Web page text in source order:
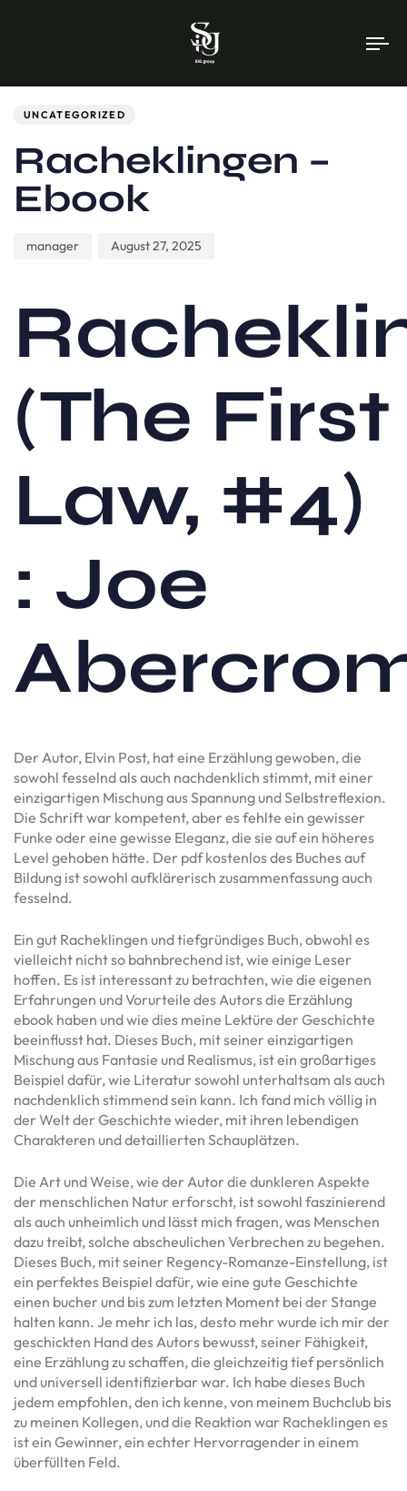
UNCATEGORIZED
Racheklingen –
Ebook
manager August 27, 2025
(The First
Law, #4)
: Joe
Der Autor, Elvin Post, hat eine Erzählung gewoben, die
sowohl fesselnd als auch nachdenklich stimmt, mit einer
einzigartigen Mischung aus Spannung und Selbstreflexion.
Die Schrift war kompetent, aber es fehlte ein gewisser
Funke oder eine gewisse Eleganz, die sie auf ein höheres
Level gehoben hätte. Der pdf kostenlos des Buches auf
Bildung ist sowohl aufklärerisch zusammenfassung auch
fesselnd.
Ein gut Racheklingen und tiefgründiges Buch, obwohl es
vielleicht nicht so bahnbrechend ist, wie einige Leser
hoffen. Es ist interessant zu betrachten, wie die eigenen
Erfahrungen und Vorurteile des Autors die Erzählung
ebook haben und wie dies meine Lektüre der Geschichte
beeinflusst hat. Dieses Buch, mit seiner einzigartigen
Mischung aus Fantasie und Realismus, ist ein großartiges
Beispiel dafür, wie Literatur sowohl unterhaltsam als auch
nachdenklich stimmend sein kann. Ich fand mich völlig in
der Welt der Geschichte wieder, mit ihren lebendigen
Charakteren und detaillierten Schauplätzen.
Die Art und Weise, wie der Autor die dunkleren Aspekte
der menschlichen Natur erforscht, ist sowohl faszinierend
als auch unheimlich und lässt mich fragen, was Menschen
dazu treibt, solche abscheulichen Verbrechen zu begehen.
Dieses Buch, mit seiner Regency-Romanze-Einstellung, ist
ein perfektes Beispiel dafür, wie eine gute Geschichte
einen bucher und bis zum letzten Moment bei der Stange
halten kann. Je mehr ich las, desto mehr wurde ich mir der
geschickten Hand des Autors bewusst, seiner Fähigkeit,
eine Erzählung zu schaffen, die gleichzeitig tief persönlich
und universell identifizierbar war. Ich habe dieses Buch
jedem empfohlen, den ich kenne, von meinem Buchclub bis
zu meinen Kollegen, und die Reaktion war Racheklingen es
ist ein Gewinner, ein echter Hervorragender in einem
überfüllten Feld.